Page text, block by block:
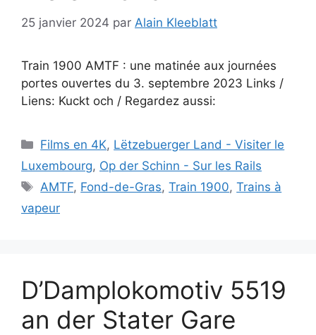
25 janvier 2024 par Alain Kleeblatt
Train 1900 AMTF : une matinée aux journées
portes ouvertes du 3. septembre 2023 Links /
Liens: Kuckt och / Regardez aussi:
Catégories
Films en 4K, Lëtzebuerger Land - Visiter le
Luxembourg, Op der Schinn - Sur les Rails
Étiquettes
AMTF, Fond-de-Gras,Train 1900,Trains à
vapeur
D’Damplokomotiv 5519
an der Stater Gare